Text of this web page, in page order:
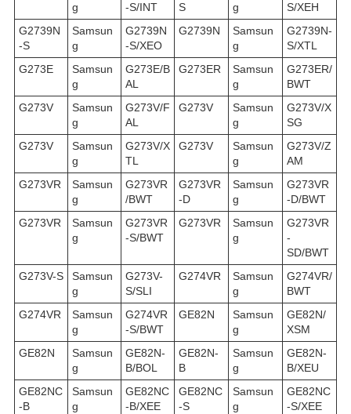
g
-S/INT
S
g
S/XEH
G2739N
-S
Samsun
g
G2739N
-S/XEO
G2739N
Samsun
g
G2739N-
S/XTL
G273E
Samsun
g
G273E/B
AL
G273ER
Samsun
g
G273ER/
BWT
G273V
Samsun
g
G273V/F
AL
G273V
Samsun
g
G273V/X
SG
G273V
Samsun
g
G273V/X
TL
G273V
Samsun
g
G273V/Z
AM
G273VR
Samsun
g
G273VR
/BWT
G273VR
-D
Samsun
g
G273VR
-D/BWT
G273VR
Samsun
g
G273VR
-S/BWT
G273VR
Samsun
g
G273VR
-
SD/BWT
G273V-S
Samsun
g
G273V-
S/SLI
G274VR
Samsun
g
G274VR/
BWT
G274VR
Samsun
g
G274VR
-S/BWT
GE82N
Samsun
g
GE82N/
XSM
GE82N
Samsun
g
GE82N-
B/BOL
GE82N-
B
Samsun
g
GE82N-
B/XEU
GE82NC
-B
Samsun
g
GE82NC
-B/XEE
GE82NC
-S
Samsun
g
GE82NC
-S/XEE